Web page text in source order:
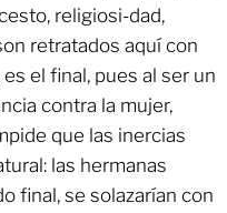
religiosi-dad,
retratados aquí con
el final, pues al ser un
contra la mujer,
que las inercias
las hermanas
final, se solazarían con